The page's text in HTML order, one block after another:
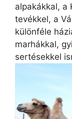
alpakákkal, a
tevékkel, a
különféle
marhákkal,
sertésekkel